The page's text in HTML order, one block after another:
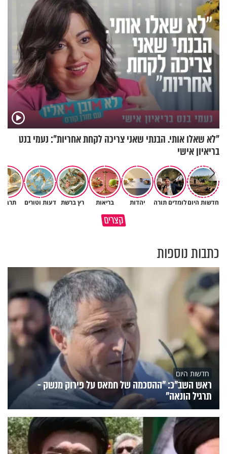
"לא שאלו אותי. הבנתי שאני צריכה לקחת אחריות": נעמי בנט
בריאיון אישי
חדשות היוםלומדים תורה יהדות בריאות רץ ברשת דעות וטורים
קצריםמדוע האמונה נמשלה למלח?
גם ׳הרע׳ זה הרחמים של בורא
כתבות נוספות
חדשות היום
ראש השב"כ: "ההסכמה של חמאס על פירוק מנשק -
תרגיל הונאה"